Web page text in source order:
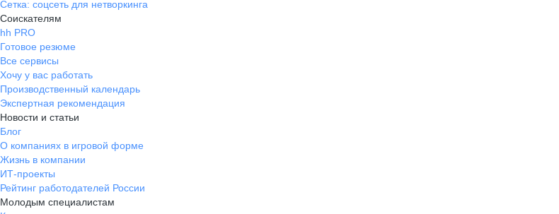
Сетка: соцсеть для нетворкинга
Соискателям
hh PRO
Готовое резюме
Все сервисы
Хочу у вас работать
Производственный календарь
Экспертная рекомендация
Новости и статьи
Блог
О компаниях в игровой форме
Жизнь в компании
ИТ-проекты
Рейтинг работодателей России
Молодым специалистам